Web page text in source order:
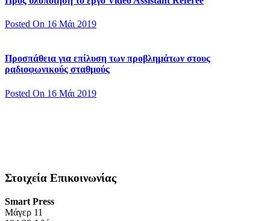
Posted On 16 Μάι 2019
Προσπάθεια για επίλυση των προβλημάτων στους
ραδιοφωνικούς σταθμούς
Posted On 16 Μάι 2019
Στοιχεία Επικοινωνίας
Smart Press
Mάγερ 11